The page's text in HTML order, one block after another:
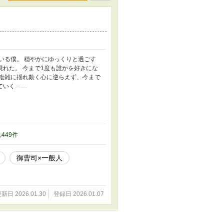
る僕。 穏やかにゆっくりと過ごす
た。 今まで1度も誰かを好きにな
雑に揺れ動く心に逆らえず、今まで
いく……
件
御曹司×一般人
新日 2026.01.30 登録日 2026.01.07